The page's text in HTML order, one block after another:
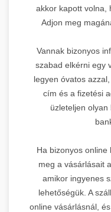
akkor kapott volna,
Adjon meg
Vannak bizonyos
szabad elkérni egy
legyen óvatos
cím és a fizetési
üzleteljen
Ha bizonyos online
meg a vásárlásait
amikor ingyenes
lehetőségük. A
online vásárlásnál,